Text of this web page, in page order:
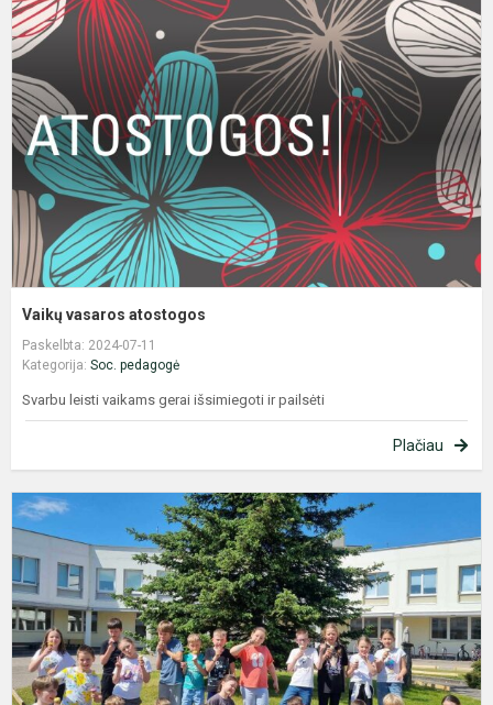
Vaikų vasaros atostogos
Paskelbta: 2024-07-11
Kategorija: Soc. pedagogė
Svarbu leisti vaikams gerai išsimiegoti ir pailsėti
Plačiau